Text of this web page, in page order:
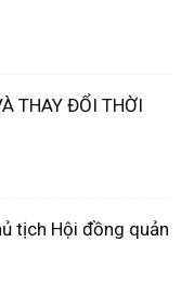
THAY ĐỔI THỜI
tịch Hội đồng quản